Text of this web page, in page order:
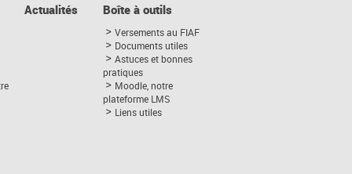
Actualités Boîte à outils
Versements au FIAF
Documents utiles
Astuces et bonnes
pratiques
Moodle, notre
plateforme LMS
Liens utiles